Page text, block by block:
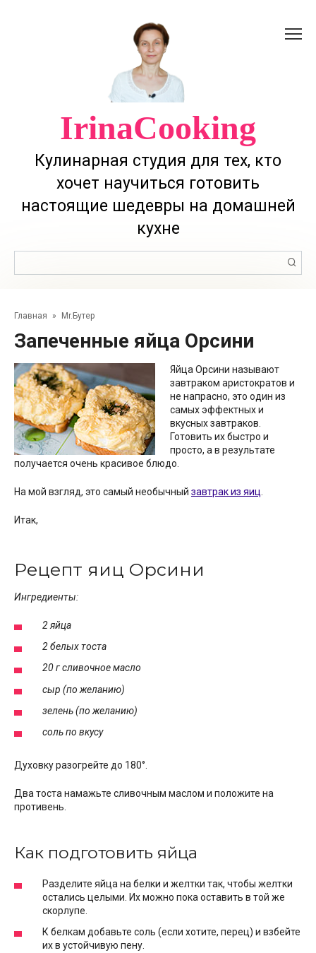
IrinaCooking
Кулинарная студия для тех, кто
хочет научиться готовить
настоящие шедевры на домашней
кухне
Главная » Mr.Бутер
Запеченные яйца Орсини
Яйца Орсини называют
завтраком аристократов и
не напрасно, это один из
самых эффектных и
вкусных завтраков.
Готовить их быстро и
просто, а в результате
получается очень красивое блюдо.
На мой взгляд, это самый необычный завтрак из яиц
Итак,
Рецепт яиц Орсини
Ингредиенты:
2 яйца
2 белых тоста
20 г сливочное масло
сыр (по желанию)
зелень (по желанию)
соль по вкусу
Духовку разогрейте до 180°.
Два тоста намажьте сливочным маслом и положите на
противень.
Как подготовить яйца
Разделите яйца на белки и желтки так, чтобы желтки
остались целыми. Их можно пока оставить в той же
скорлупе.
К белкам добавьте соль (если хотите, перец) и взбейте
их в устойчивую пену.